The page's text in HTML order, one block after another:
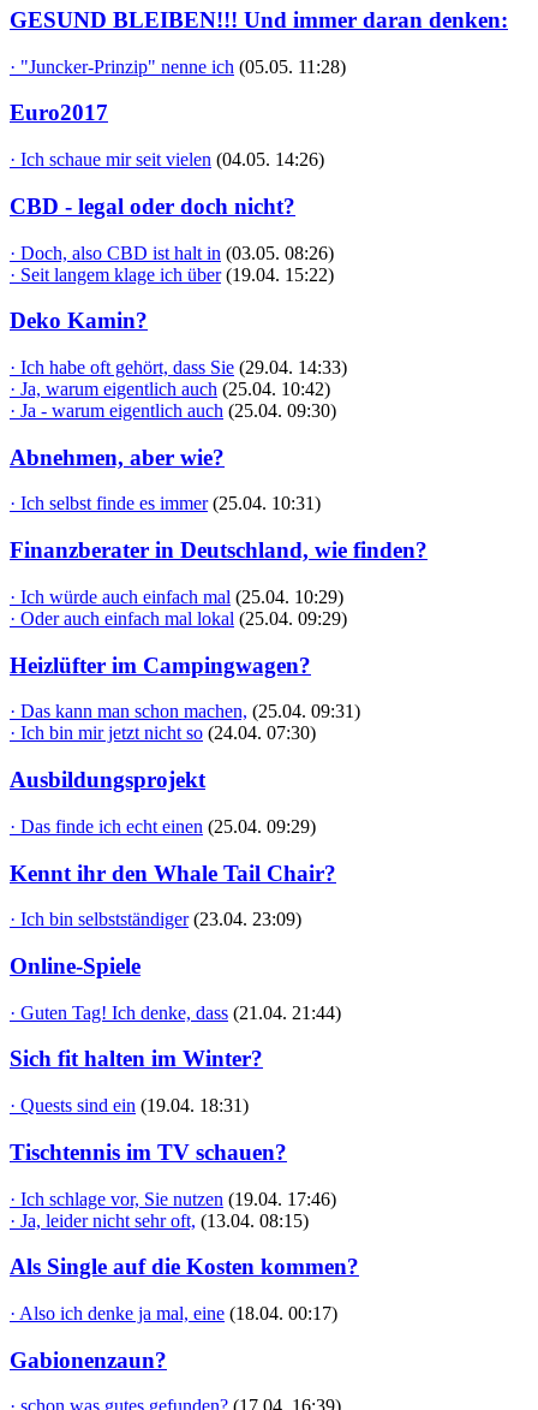
GESUND BLEIBEN!!! Und immer daran denken:
· "Juncker-Prinzip" nenne ich (05.05. 11:28)
Euro2017
· Ich schaue mir seit vielen (04.05. 14:26)
CBD - legal oder doch nicht?
· Doch, also CBD ist halt in (03.05. 08:26)
· Seit langem klage ich über (19.04. 15:22)
Deko Kamin?
· Ich habe oft gehört, dass Sie (29.04. 14:33)
· Ja, warum eigentlich auch (25.04. 10:42)
· Ja - warum eigentlich auch (25.04. 09:30)
Abnehmen, aber wie?
· Ich selbst finde es immer (25.04. 10:31)
Finanzberater in Deutschland, wie finden?
· Ich würde auch einfach mal (25.04. 10:29)
· Oder auch einfach mal lokal (25.04. 09:29)
Heizlüfter im Campingwagen?
· Das kann man schon machen, (25.04. 09:31)
· Ich bin mir jetzt nicht so (24.04. 07:30)
Ausbildungsprojekt
· Das finde ich echt einen (25.04. 09:29)
Kennt ihr den Whale Tail Chair?
· Ich bin selbstständiger (23.04. 23:09)
Online-Spiele
· Guten Tag! Ich denke, dass (21.04. 21:44)
Sich fit halten im Winter?
· Quests sind ein (19.04. 18:31)
Tischtennis im TV schauen?
· Ich schlage vor, Sie nutzen (19.04. 17:46)
· Ja, leider nicht sehr oft, (13.04. 08:15)
Als Single auf die Kosten kommen?
· Also ich denke ja mal, eine (18.04. 00:17)
Gabionenzaun?